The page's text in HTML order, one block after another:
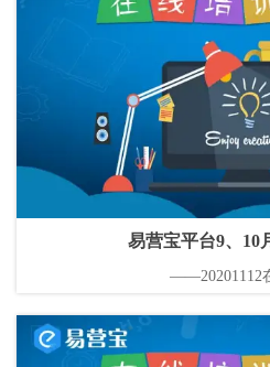
易营宝平台9、10
——20201112